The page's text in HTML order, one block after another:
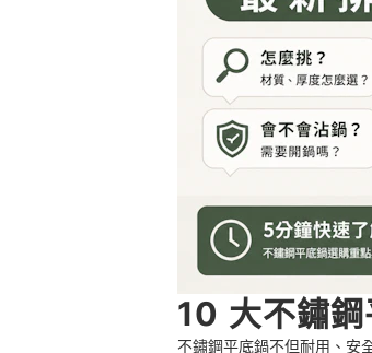
10 大不鏽鋼
不鏽鋼平底鍋不但耐用、安